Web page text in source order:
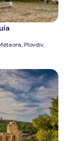
Plovdiv,